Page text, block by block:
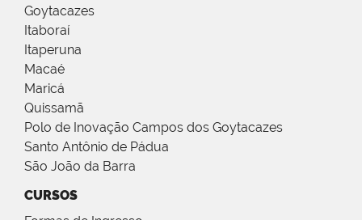
Goytacazes
Itaboraí
Itaperuna
Macaé
Maricá
Quissamã
Polo de Inovação Campos dos Goytacazes
Santo Antônio de Pádua
São João da Barra
CURSOS